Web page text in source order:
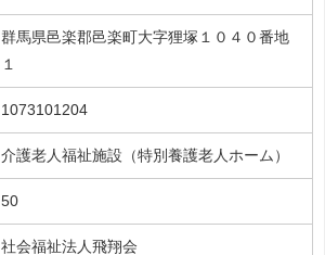
群馬県邑楽郡邑楽町大字狸塚１０４０番地
１
1073101204
介護老人福祉施設（特別養護老人ホーム）
50
社会福祉法人飛翔会